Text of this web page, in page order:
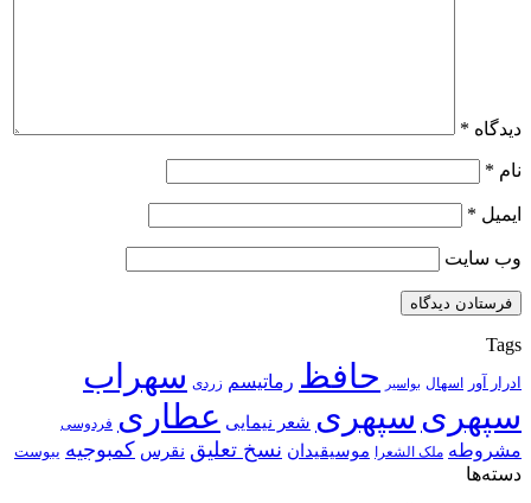
دیدگاه *
نام *
ایمیل *
وب‌ سایت
Tags
ادرار آور اسهال بواسیر حافظ رماتیسم زردی سهراب
سپهری سپهری شعر نیمایی عطاری فردوسی
مشروطه ملک الشعرا موسیقیدان نسخ تعلیق نقرس کمبوجیه یبوست
دسته‌ها